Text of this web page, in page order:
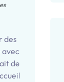
des
avec
de